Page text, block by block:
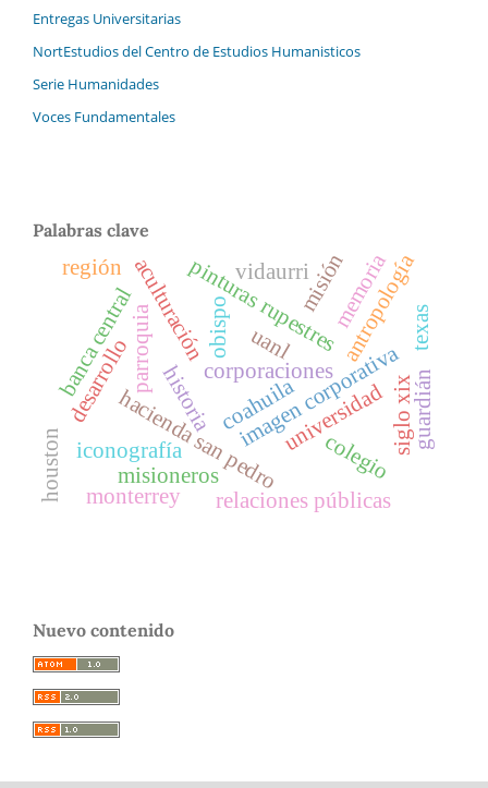
Entregas Universitarias
NortEstudios del Centro de Estudios Humanisticos
Serie Humanidades
Voces Fundamentales
Palabras clave
hacienda san pedrouniversidad
historia imagen corporativa
relaciones públicas
corporaciones
siglo xix
antropología
aculturación
iconografía
pinturas rupestres
misión
colegio
misioneros
obispo
guardián
parroquia
vidaurri
monterrey
coahuila
banca central uanl
desarrollo
región memoria texas
houston
Nuevo contenido